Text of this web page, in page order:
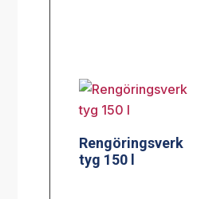
Rengöringsverk
tyg 150 l